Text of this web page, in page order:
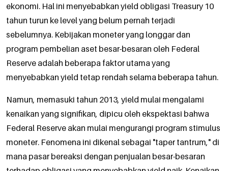
ekonomi. Hal ini menyebabkan yield obligasi Treasury 10
tahun turun ke level yang belum pernah terjadi
sebelumnya. Kebijakan moneter yang longgar dan
program pembelian aset besar-besaran oleh Federal
Reserve adalah beberapa faktor utama yang
menyebabkan yield tetap rendah selama beberapa tahun.
Namun, memasuki tahun 2013, yield mulai mengalami
kenaikan yang signifikan, dipicu oleh ekspektasi bahwa
Federal Reserve akan mulai mengurangi program stimulus
moneter. Fenomena ini dikenal sebagai "taper tantrum," di
mana pasar bereaksi dengan penjualan besar-besaran